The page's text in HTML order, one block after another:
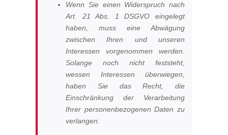
Wenn Sie einen Widerspruch nach
Art. 21 Abs. 1 DSGVO eingelegt
haben, muss eine Abwägung
zwischen Ihren und unseren
Interessen vorgenommen werden.
Solange noch nicht feststeht,
wessen Interessen überwiegen,
haben Sie das Recht, die
Einschränkung der Verarbeitung
Ihrer personenbezogenen Daten zu
verlangen.